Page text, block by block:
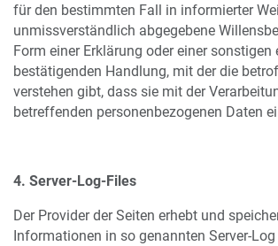
für den bestimmten Fall in informierter
unmissverständlich abgegebene
Form einer Erklärung oder einer sonstigen
bestätigenden Handlung, mit der die
verstehen gibt, dass sie mit der
betreffenden personenbezogenen Daten
4. Server-Log-Files
Der Provider der Seiten erhebt und
Informationen in so genannten Server-Log